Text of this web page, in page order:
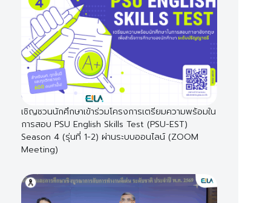
เชิญชวนนักศึกษาเข้าร่วมโครงการเตรียมความพร้อมใน
การสอบ PSU English Skills Test (PSU-EST)
Season 4 (รุ่นที่ 1-2) ผ่านระบบออนไลน์ (ZOOM
Meeting)